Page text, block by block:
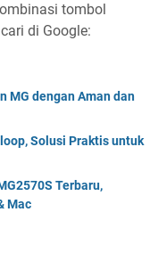
tombol
di Google:
MG dengan Aman dan
Solusi Praktis untuk
Terbaru,
Mac